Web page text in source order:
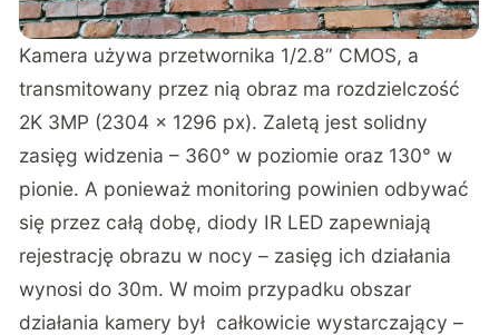
Kamera używa przetwornika 1/2.8” CMOS, a
transmitowany przez nią obraz ma rozdzielczość
2K 3MP (2304 × 1296 px). Zaletą jest solidny
zasięg widzenia – 360° w poziomie oraz 130° w
pionie. A ponieważ monitoring powinien odbywać
się przez całą dobę, diody IR LED zapewniają
rejestrację obrazu w nocy – zasięg ich działania
wynosi do 30m. W moim przypadku obszar
działania kamery był całkowicie wystarczający –